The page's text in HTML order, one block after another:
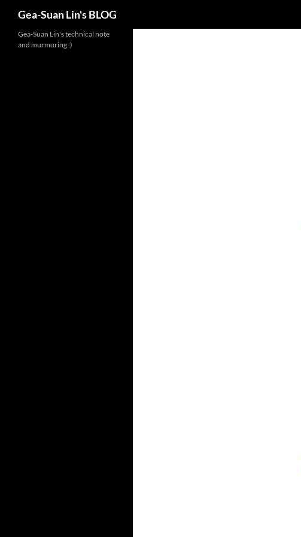
Gea-Suan Lin's BLOG
Gea-Suan Lin's technical note
and murmuring :)